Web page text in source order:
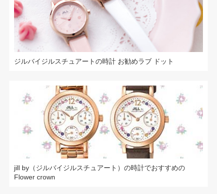
ジルバイジルスチュアートの時計 お勧めラブ ドット
jill by（ジルバイジルスチュアート）の時計でおすすめの
Flower crown